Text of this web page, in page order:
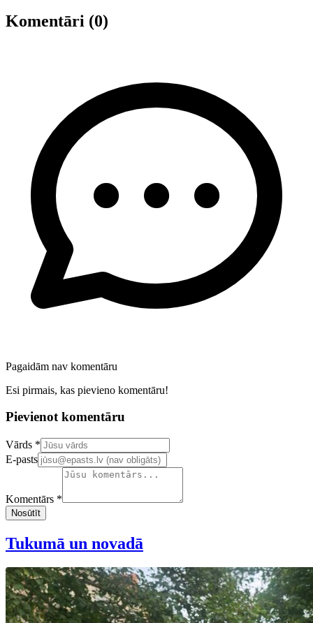
Komentāri (0)
Pagaidām nav komentāru
Esi pirmais, kas pievieno komentāru!
Pievienot komentāru
Confirm your email address
Vārds *
E-pasts
Komentārs *
Nosūtīt
Tukumā un novadā